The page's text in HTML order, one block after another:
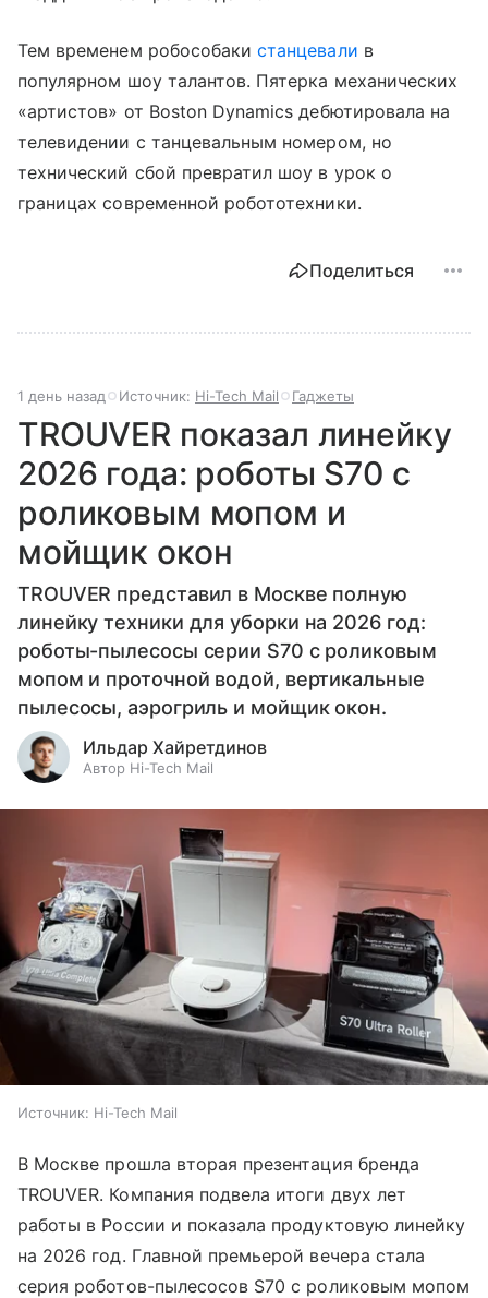
Тем временем робособакистанцевали в
популярном шоу талантов. Пятерка механических
«артистов» от Boston Dynamics дебютировала на
телевидении с танцевальным номером, но
технический сбой превратил шоу в урок о
границах современной робототехники.
Поделиться
1 день назад Источник: Hi-Tech Mail Гаджеты
TROUVER показал линейку
2026 года: роботы S70 с
роликовым мопом и
мойщик окон
TROUVER представил в Москве полную
линейку техники для уборки на 2026 год:
роботы-пылесосы серии S70 с роликовым
мопом и проточной водой, вертикальные
пылесосы, аэрогриль и мойщик окон.
Ильдар Хайретдинов
Автор Hi-Tech Mail
Источник: Hi-Tech Mail
В Москве прошла вторая презентация бренда
TROUVER. Компания подвела итоги двух лет
работы в России и показала продуктовую линейку
на 2026 год. Главной премьерой вечера стала
серия роботов-пылесосов S70 с роликовым мопом